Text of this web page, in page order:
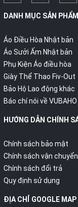
DANH MỤC SẢN PHẨM
Áo Điều Hòa Nhật bản
Áo Sưởi Ấm Nhật bản
Phụ Kiện Áo điều hòa
Giày Thể Thao Fiv-Out
Bảo Hộ Lao động khác
Báo chí nói về VUBAHO
HƯỚNG DẪN CHÍNH
Chính sách bảo mật
Chính sách vận chuyển
Chính sách đổi trả
Quy định sử dụng
ĐỊA CHỈ GOOGLE MAP